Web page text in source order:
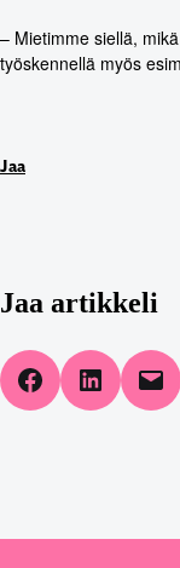
– Mietimme siellä,
työskennellä myös
Jaa
Jaa artikkeli
Share on Facebook
Share on LinkedIn
Email